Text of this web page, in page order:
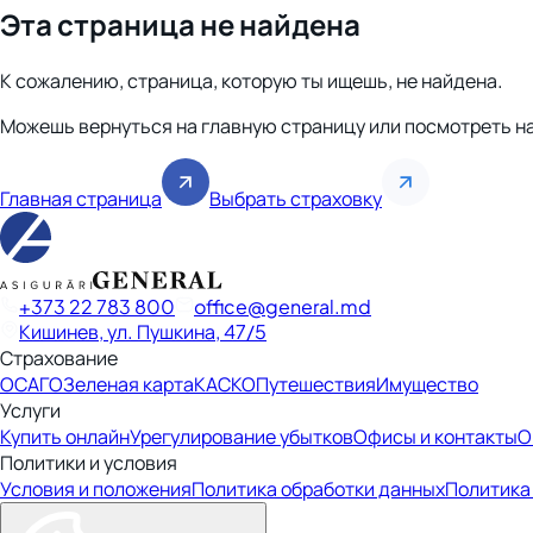
Эта страница не найдена
К сожалению, страница, которую ты ищешь, не найдена.
Можешь вернуться на главную страницу или посмотреть
Главная страница Выбрать страховку
+373 22 783 800 office
general.md
Кишинев, ул. Пушкина, 47/5
Страхование
ОСАГОЗеленая картаКАСКОПутешествияИмущество
Услуги
Купить онлайнУрегулирование убытковОфисы и контактыО
Политики и условия
Условия и положенияПолитика обработки данных